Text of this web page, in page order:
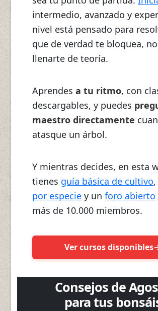
intermedio, avanzado y
nivel está pensado para
que de verdad te bloquea,
llenarte de teoría.
Aprendesa tu ritmo, con
descargables, y puedes
maestro directamente
atasque un árbol.
Y mientras decides, en esta
tienes guía básica de cultivo
por especie y unforo abierto
más de 10.000 miembros.
Ver cursos disponibles
Consejos de
para tus